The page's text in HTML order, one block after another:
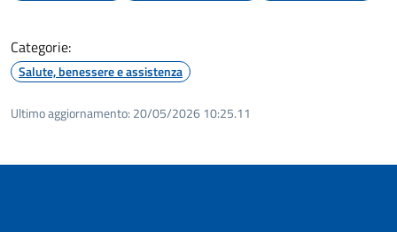
Categorie:
Salute, benessere e assistenza
Ultimo aggiornamento: 20/05/2026 10:25.11